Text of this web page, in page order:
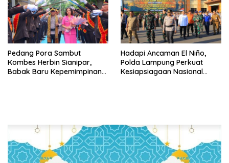
Pedang Pora Sambut
Kombes Herbin Sianipar,
Babak Baru Kepemimpinan
Hadapi Ancaman El Niño,
Polda Lampung Perkuat
Kesiapsiagaan Nasional